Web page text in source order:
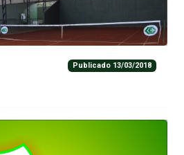
Publicado 13/03/2018